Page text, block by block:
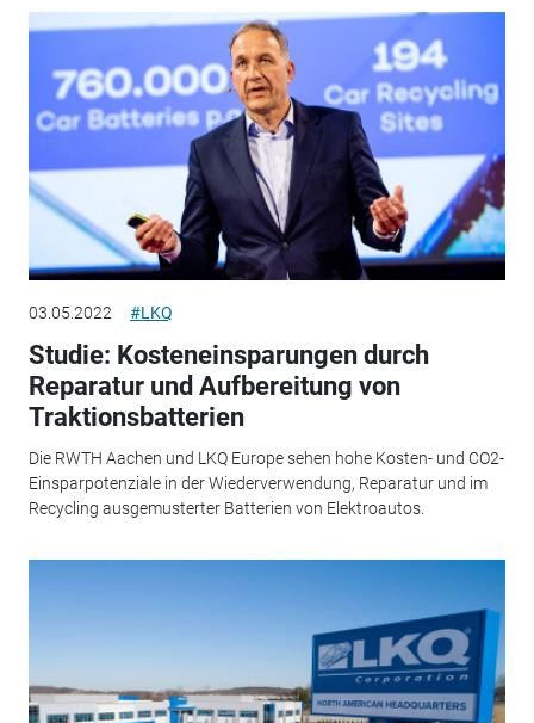
03.05.2022 #LKQ
Studie: Kosteneinsparungen durch
Reparatur und Aufbereitung von
Traktionsbatterien
Die RWTH Aachen und LKQ Europe sehen hohe Kosten- und CO2-
Einsparpotenziale in der Wiederverwendung, Reparatur und im
Recycling ausgemusterter Batterien von Elektroautos.